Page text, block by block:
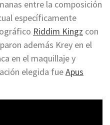
entre la composición
específicamente
Riddim Kingz con
además Krey en el
en el maquillaje y
elegida fueApus